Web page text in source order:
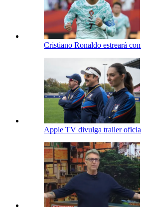
Cristiano Ronaldo estreará
Apple TV divulga trailer oficial